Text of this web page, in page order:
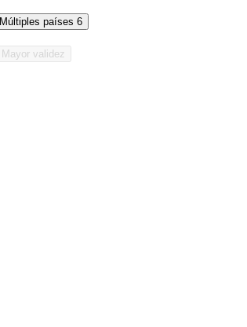
Múltiples países 6
Mayor validez